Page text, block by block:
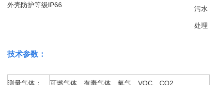
外壳防护等级IP66 污水
处理
技术参数 ：
测量气体： 可燃气体、有毒气体、氧气、VOC、CO2